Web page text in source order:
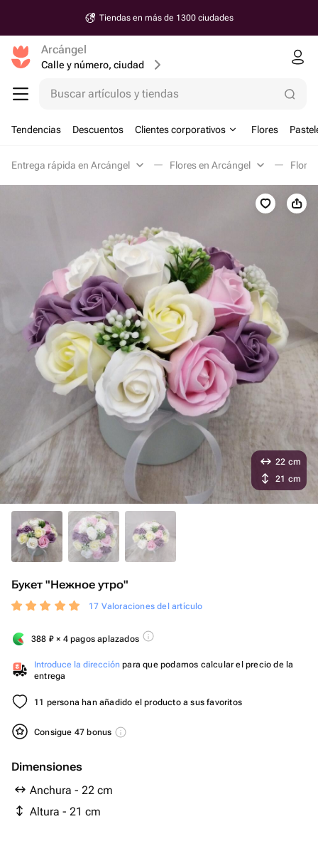
Tiendas en más de 1300 ciudades
Arcángel
Calle y número, ciudad
Buscar artículos y tiendas
Tendencias Descuentos Clientes corporativos Flores
Entrega rápida en Arcángel Flores en Arcángel
Букет "Нежное утро"
17 Valoraciones del artículo
388 ₽ × 4 pagos aplazados
Introduce la dirección para que podamos calcular el precio de la
entrega
11 persona han añadido el producto a sus favoritos
Consigue 47 bonus
Dimensiones
Anchura - 22 cm
Altura - 21 cm
22 cm
21 cm